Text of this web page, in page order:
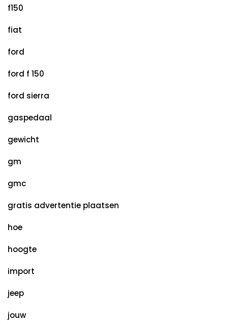
f150
fiat
ford
ford f 150
ford sierra
gaspedaal
gewicht
gm
gmc
gratis advertentie plaatsen
hoe
hoogte
import
jeep
jouw